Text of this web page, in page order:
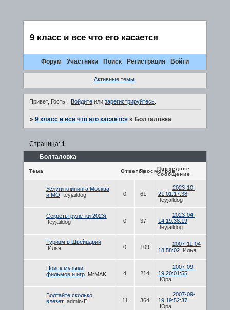
9 класс и все что его касается
Форум Участники Поиск Регистрация Войти
Активные темы
Привет, Гость! Войдите илизарегистрируйтесь.
» 9 класс и все что его касается » Болталовка
Болталовка
Страница: 1
Тема ОтветовПросмотров
Последнее
сообщение
Услуги клининга Москва
и МО teyjaildog 0 61
2023-10-
21 01:17:38
teyjaildog
Секреты рулетки 2023г
teyjaildog
0 37
2023-04-
14 19:38:19
teyjaildog
Туризм в Швейцарии
Илья
0 109
2007-11-04
18:58:02
Илья
Поиск музыки,
фильмов и игр
MrMAK 4 214
2007-09-
19 20:01:55
Юра
Болтайте сколько
влезет admin-E 11 364
2007-09-
19 19:52:37
Юра